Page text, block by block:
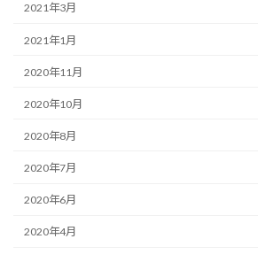
2021年3月
2021年1月
2020年11月
2020年10月
2020年8月
2020年7月
2020年6月
2020年4月